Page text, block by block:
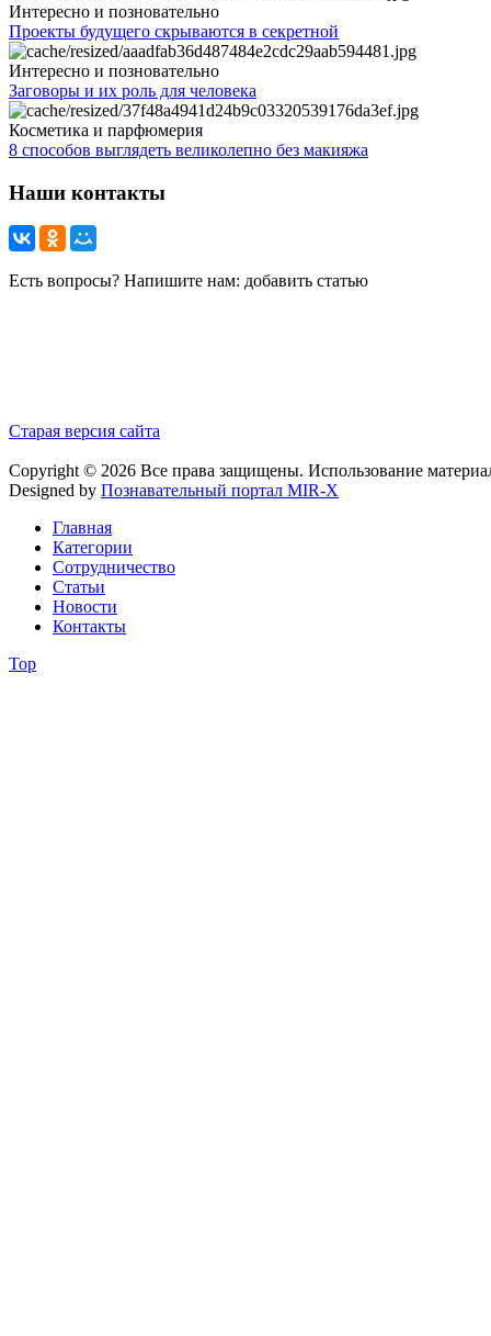
Интересно и позновательно
Проекты будущего скрываются в секретной
Интересно и позновательно
Заговоры и их роль для человека
Косметика и парфюмерия
8 способов выглядеть великолепно без макияжа
Наши контакты
Есть вопросы? Напишите нам: добавить статью
Старая версия сайта
Copyright © 2026 Все права защищены. Использование
Designed by Познавательный портал MIR-X
Главная
Категории
Сотрудничество
Статьи
Новости
Контакты
Top